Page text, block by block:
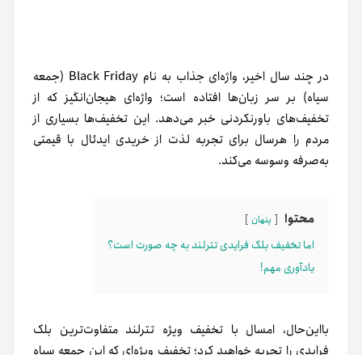
در چند سال اخیر، واژه‌ای جذاب به‌ نام Black Friday (جمعه
سیاه) بر سر زبان‌ها افتاده است؛ واژه‌ای هیجان‌انگیز که از
تخفیف‌های باورنکردنی خبر می‌دهد. این تخفیف‌ها بسیاری از
مردم را هر‌سال برای تجربه لذت از خریدی ایدئال با قیمتی
به‌صرفه وسوسه می‌کند.
محتوا پنهان
اما تخفیف‌ بلک فرایدی تترلند به چه صورت است؟
یادآوری مهم!
بااین‌حال، امسال با تخفیف ویژه تترلند متفاوت‌ترین بلک
فرایدی را تجربه خواهید کرد؛ تخفیف ویژه‌ای که این جمعه سیاه